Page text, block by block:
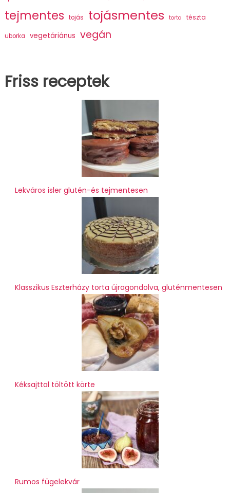
tejmentes tojás tojásmentes torta tészta
uborka vegetáriánus vegán
Friss receptek
Lekváros isler glutén-és tejmentesen
Klasszikus Eszterházy torta újragondolva, gluténmentesen
Kéksajttal töltött körte
Rumos fügelekvár